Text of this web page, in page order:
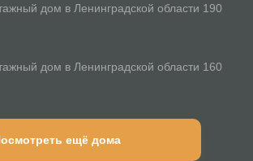
дом в Ленинградской области 190
дом в Ленинградской области 160
ещё дома